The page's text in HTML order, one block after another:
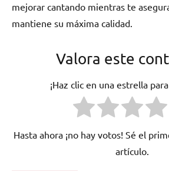
mejorar cantando mientras te
mantiene su máxima calidad.
Valora este
¡Haz clic en una estrella
Hasta ahora ¡no hay votos! Sé el
artículo.